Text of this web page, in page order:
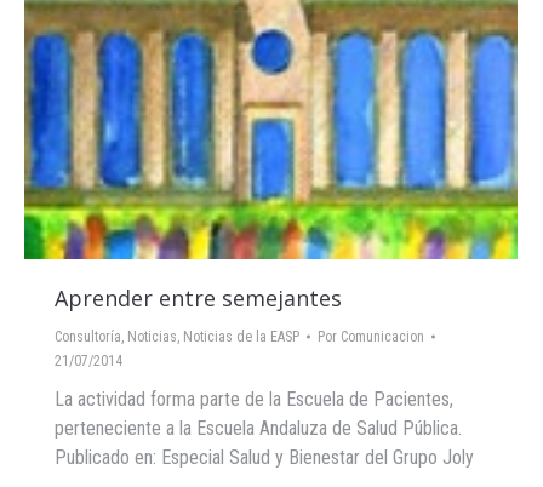
Aprender entre semejantes
Consultoría, Noticias, Noticias de la EASP Por Comunicacion
21/07/2014
La actividad forma parte de la Escuela de Pacientes,
perteneciente a la Escuela Andaluza de Salud Pública.
Publicado en: Especial Salud y Bienestar del Grupo Joly